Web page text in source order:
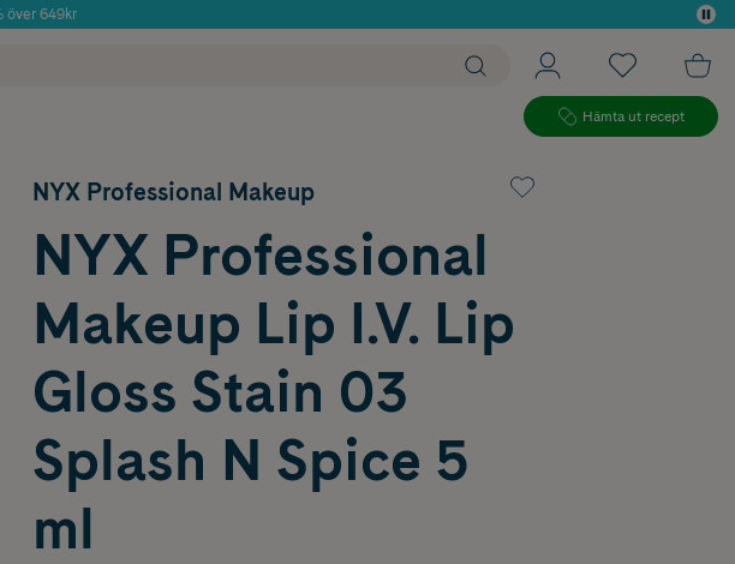
över 649kr
Hämta ut recept
NYX Professional Makeup
NYX Professional
Makeup Lip I.V. Lip
Gloss Stain 03
Splash N Spice 5
ml